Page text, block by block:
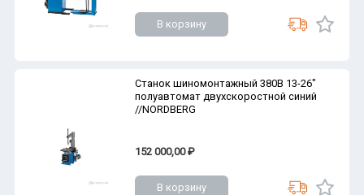
В корзину
Станок шиномонтажный 380В 13-26"
полуавтомат двухскоростной синий
//NORDBERG
152 000,00 ₽
В корзину